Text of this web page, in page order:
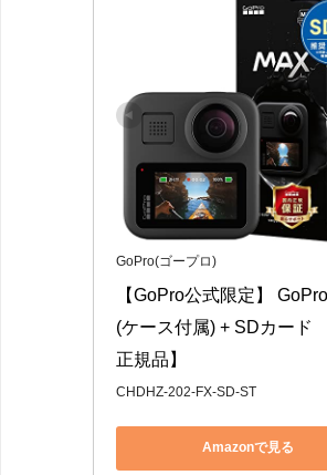
GoPro(ゴープロ)
【GoPro公式限定】
(ケース付属) + SDカード
正規品】
CHDHZ-202-FX-SD-ST
Amazonで見る